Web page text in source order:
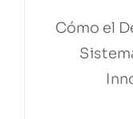
Cómo el